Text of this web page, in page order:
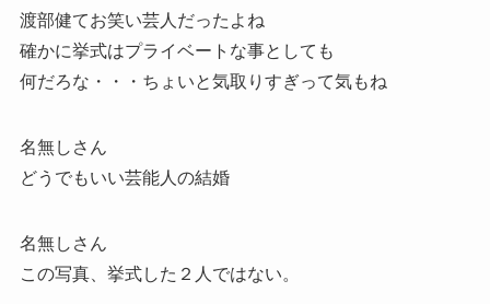
渡部健てお笑い芸人だったよね
確かに挙式はプライベートな事としても
何だろな・・・ちょいと気取りすぎって気もね
名無しさん
どうでもいい芸能人の結婚
名無しさん
この写真、挙式した２人ではない。